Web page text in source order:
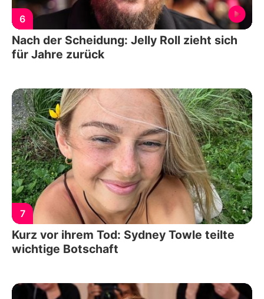
6
Nach der Scheidung: Jelly Roll zieht sich
für Jahre zurück
7
Kurz vor ihrem Tod: Sydney Towle teilte
wichtige Botschaft